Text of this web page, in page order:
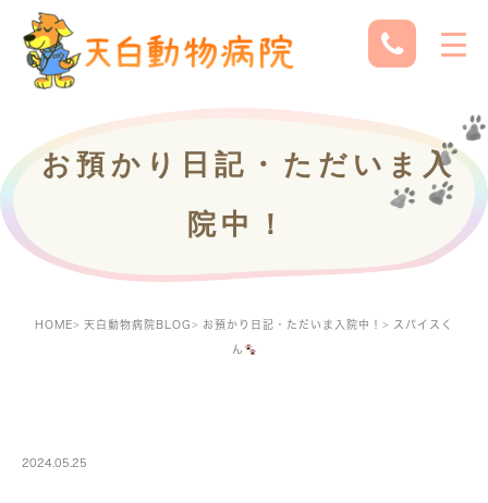
お預かり日記・ただいま入
院中！
HOME 天白動物病院BLOG お預かり日記・ただいま入院中！ スパイスく
ん
2024.05.25